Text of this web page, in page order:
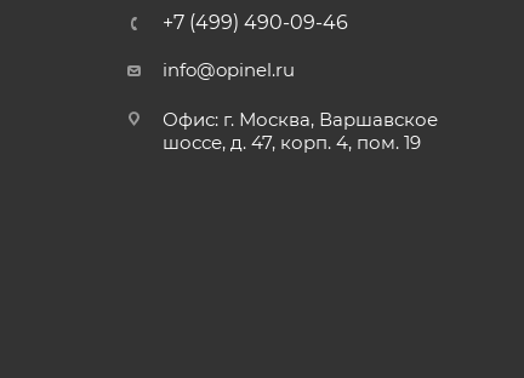
+7 (499) 490-09-46
info@opinel.ru
Офис: г. Москва, Варшавское
шоссе, д. 47, корп. 4, пом. 19